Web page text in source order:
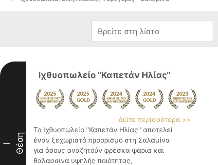
I Θέση
Ιχθυοπωλείο "Καπετάν Ηλίας"
Δείτε περισσότερα >>
Το Ιχθυοπωλείο "Καπετάν Ηλίας" αποτελεί
έναν ξεχωριστό προορισμό στη Σαλαμίνα
για όσους αναζητούν φρέσκα ψάρια και
θαλασσινά υψηλής ποιότητας,